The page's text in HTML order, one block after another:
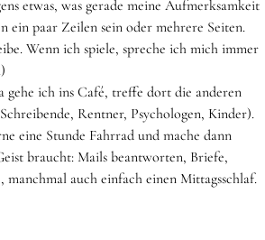
etwas, was gerade meine Aufmerksamkeit
ein paar Zeilen sein oder mehrere Seiten.
Wenn ich spiele, spreche ich mich immer
gehe ich ins Café, treffe dort die anderen
Rentner, Psychologen, Kinder).
eine Stunde Fahrrad und mache dann
braucht: Mails beantworten, Briefe,
manchmal auch einfach einen Mittagsschlaf.